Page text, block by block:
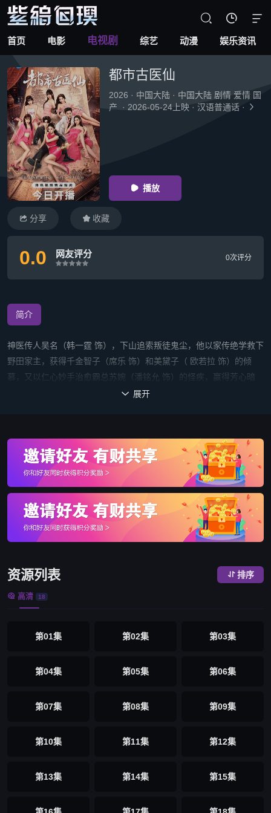
首页 电影 电视剧 综艺 动漫 娱乐资讯
  
都市古医仙
2026 · 中国大陆 · 中国大陆 剧情 爱情 国
产
· 2026-05-24上映 · 汉语普通话 · 
 播放
 分享  收藏
0.0 网友评分
很差较差还行
推荐
力荐
0次评分
简介
神医传人吴名（韩一霆 饰），下山追索叛徒鬼尘，他以家传绝学救下
野田家主，获得千金智子（席乐 饰）和美黛子（ 欧若拉 饰）的倾
慕，又以仁心妙手治愈霸总苏婉（潘铭允 饰）的怪疾，赢得芳心暗
许。最终在几女共同协助下击杀了叛徒鬼尘，最终，吴名与众女携手
 展开
资源列表  排序
 高清 18
第01集 第02集 第03集
第04集 第05集 第06集
第07集 第08集 第09集
第10集 第11集 第12集
第13集 第14集 第15集